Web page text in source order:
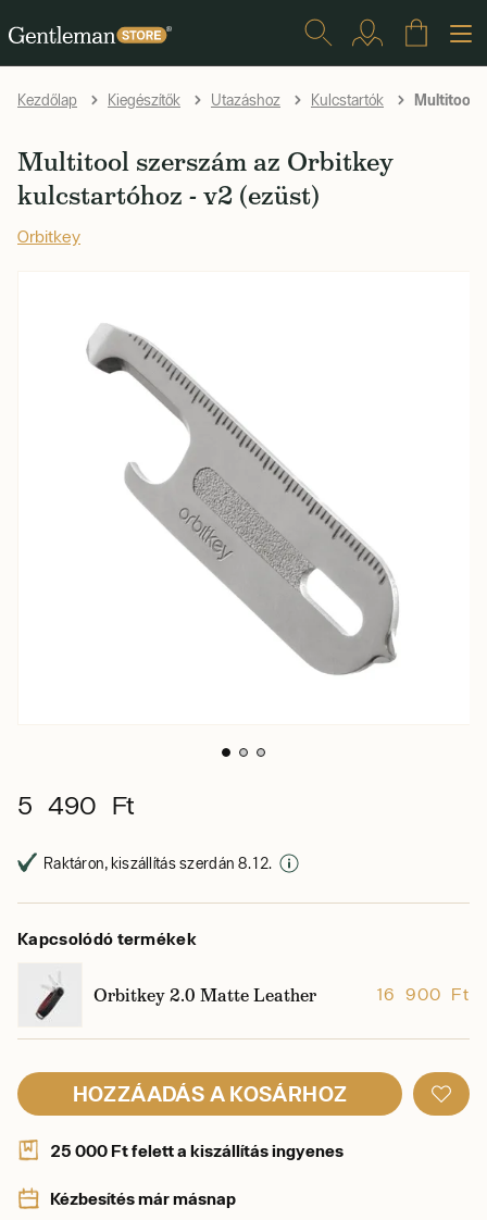
Kezdőlap Kiegészítők Utazáshoz Kulcstartók Multitool
Multitool szerszám az Orbitkey
kulcstartóhoz - v2 (ezüst)
Orbitkey
5 490 Ft
Raktáron, kiszállítás szerdán 8. 12.
Kapcsolódó termékek
Orbitkey 2.0 Matte Leather 16 900 Ft
HOZZÁADÁS A KOSÁRHOZ
25 000 Ft felett a kiszállítás ingyenes
Kézbesítés már másnap